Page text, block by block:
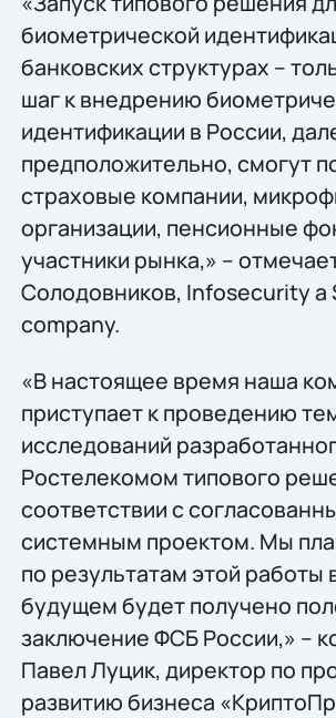
биометрической
банковских структурах –
шаг к внедрению
идентификации в России,
предположительно, смогут
страховые компании,
организации, пенсионные
участники рынка,» –
Солодовников, Infosecurity a
company.
«В настоящее время наша
приступает к проведению
исследований
Ростелекомом типового
соответствии с
системным проектом. Мы
по результатам этой
будущем будет получено
заключение ФСБ России,» –
Павел Луцик, директор по
развитию бизнеса